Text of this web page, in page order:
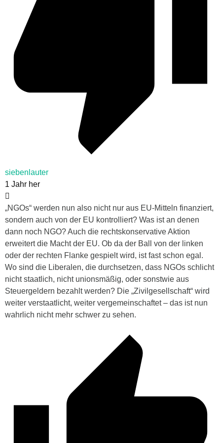
siebenlauter
1 Jahr her
„NGOs“ werden nun also nicht nur aus EU-Mitteln finanziert,
sondern auch von der EU kontrolliert? Was ist an denen
dann noch NGO? Auch die rechtskonservative Aktion
erweitert die Macht der EU. Ob da der Ball von der linken
oder der rechten Flanke gespielt wird, ist fast schon egal.
Wo sind die Liberalen, die durchsetzen, dass NGOs schlicht
nicht staatlich, nicht unionsmäßig, oder sonstwie aus
Steuergeldern bezahlt werden? Die „Zivilgesellschaft“ wird
weiter verstaatlicht, weiter vergemeinschaftet – das ist nun
wahrlich nicht mehr schwer zu sehen.